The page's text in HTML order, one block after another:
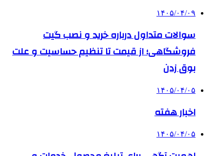
۱۴۰۵/۰۴/۰۹
سوالات متداول درباره خرید و نصب گیت
فروشگاهی؛ از قیمت تا تنظیم حساسیت و علت
بوق زدن
۱۴۰۵/۰۴/۰۵
اخبار هفته
۱۴۰۵/۰۴/۰۵